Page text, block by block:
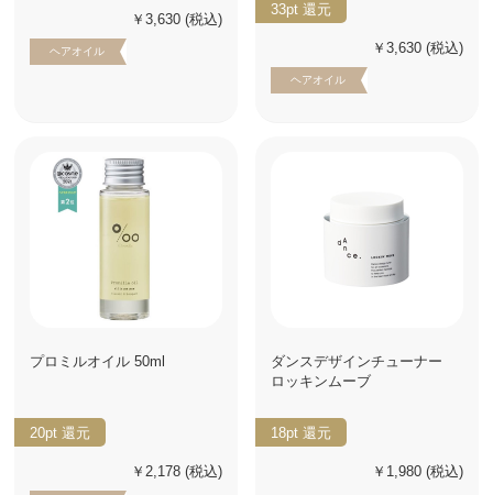
￥3,630 (税込)
ヘアオイル
33pt 還元
￥3,630 (税込)
ヘアオイル
プロミルオイル 50ml
20pt 還元
￥2,178 (税込)
ダンスデザインチューナー
ロッキンムーブ
18pt 還元
￥1,980 (税込)